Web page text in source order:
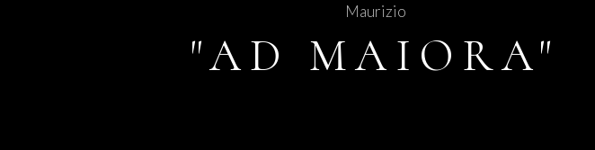
Maurizio
"AD MAIORA"